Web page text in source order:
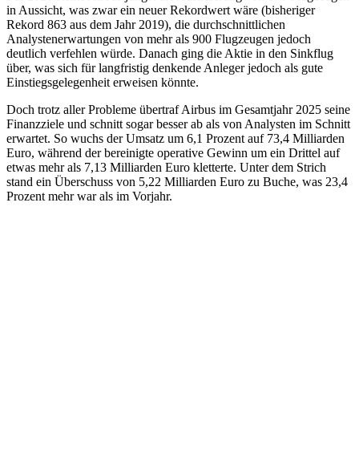
in Aussicht, was zwar ein neuer Rekordwert wäre (bisheriger
Rekord 863 aus dem Jahr 2019), die durchschnittlichen
Analystenerwartungen von mehr als 900 Flugzeugen jedoch
deutlich verfehlen würde. Danach ging die Aktie in den Sinkflug
über, was sich für langfristig denkende Anleger jedoch als gute
Einstiegsgelegenheit erweisen könnte.
Doch trotz aller Probleme übertraf Airbus im Gesamtjahr 2025 seine
Finanzziele und schnitt sogar besser ab als von Analysten im Schnitt
erwartet. So wuchs der Umsatz um 6,1 Prozent auf 73,4 Milliarden
Euro, während der bereinigte operative Gewinn um ein Drittel auf
etwas mehr als 7,13 Milliarden Euro kletterte. Unter dem Strich
stand ein Überschuss von 5,22 Milliarden Euro zu Buche, was 23,4
Prozent mehr war als im Vorjahr.